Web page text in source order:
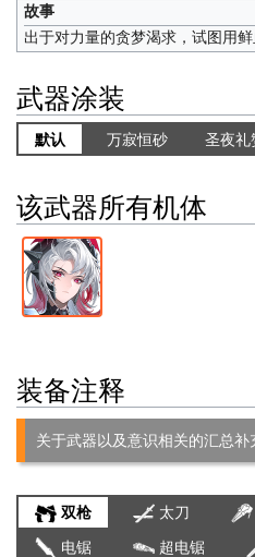
故事
出于对力量的贪梦渴求，试图用鲜
武器涂装
默认 万寂恒砂 圣夜礼
该武器所有机体
装备注释
关于武器以及意识相关的汇总补
双枪 太刀
电锯 超电锯